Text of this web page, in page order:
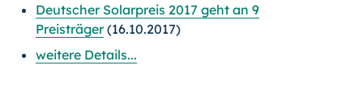
Deutscher Solarpreis 2017 geht an 9
Preisträger(16.10.2017)
weitere Details...